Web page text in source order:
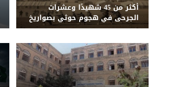
أكثر من 45 شهيدًا وعشرات
الجرحى في هجوم حوثي بصواريخ
باليستية ومسيّرات على معسكر